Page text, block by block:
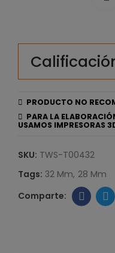
PRODUCTO NO
PARA LA
USAMOS IMPRESORAS
SKU: TWS-T00432
Tags: 32 Mm 28 Mm